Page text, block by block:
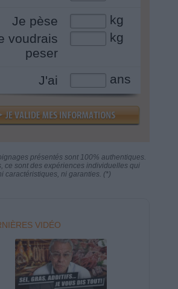
Je pèse
kg
voudrais
peser
kg
J'ai ans
présentés sont 100% authentiques.
ce sont des expériences individuelles qui
caractéristiques, ni garanties. (*)
VIDÉO